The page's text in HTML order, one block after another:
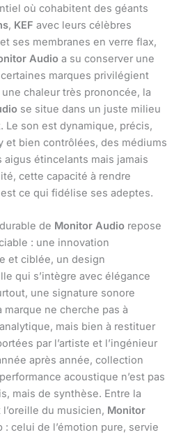
où cohabitent des géants
, KEF avec leurs célèbres
et ses membranes en verre flax,
Audio a su conserver une
marques privilégient
chaleur très prononcée, la
se situe dans un juste milieu
Le son est dynamique, précis,
et bien contrôlées, des médiums
étincelants mais jamais
cette capacité à rendre
ce qui fidélise ses adeptes.
de Monitor Audio repose
: une innovation
et ciblée, un design
qui s’intègre avec élégance
une signature sonore
ne cherche pas à
mais bien à restituer
par l’artiste et l’ingénieur
après année, collection
acoustique n’est pas
mais de synthèse. Entre la
du musicien, Monitor
: celui de l’émotion pure, servie